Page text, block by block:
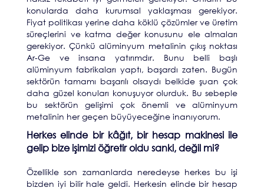
konularda daha kurumsal yaklaşması gerekiyor.
Fiyat politikası yerine daha köklü çözümler ve üretim
süreçlerini ve katma değer konusunu ele almaları
gerekiyor. Çünkü alüminyum metalinin çıkış noktası
Ar-Ge ve insana yatırımdır. Bunu belli başlı
alüminyum fabrikaları yaptı, başardı zaten. Bugün
sektörün tamamı başarılı olsaydı belkide şuan çok
daha güzel konuları konuşuyor olurduk. Bu sebeple
bu sektörün gelişimi çok önemli ve alüminyum
metalinin her geçen büyüyeceğine inanıyorum.
Herkes elinde bir kâğıt, bir hesap makinesi ile
gelip bize işimizi öğretir oldu sanki, değil mi?
Özellikle son zamanlarda neredeyse herkes bu işi
bizden iyi bilir hale geldi. Herkesin elinde bir hesap